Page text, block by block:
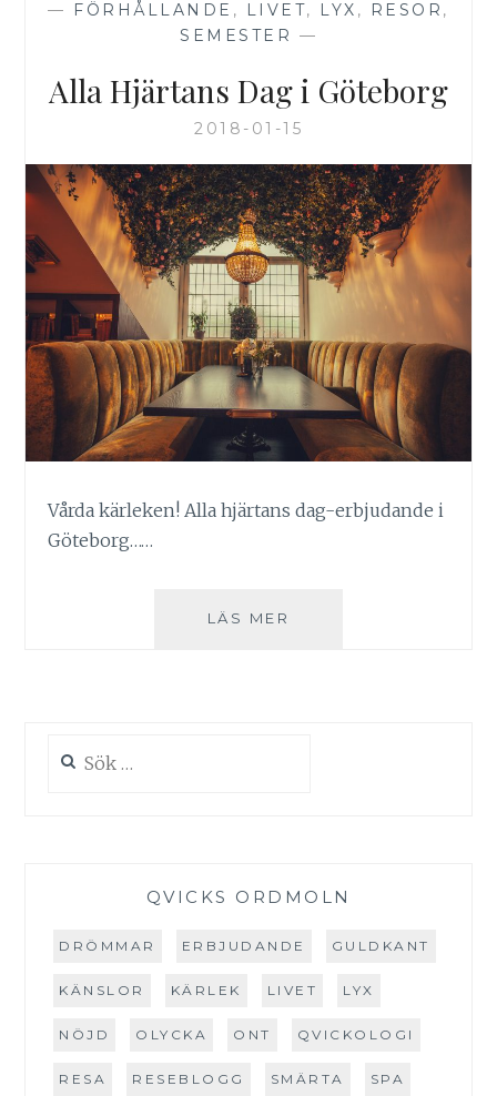
— FÖRHÅLLANDE , LIVET, LYX , RESOR ,
SEMESTER —
Alla Hjärtans Dag i Göteborg
2018-01-15
Vårda kärleken! Alla hjärtans dag-erbjudande i
Göteborg……
LÄS MER
efter:
QVICKS ORDMOLN
DRÖMMAR ERBJUDANDE GULDKANT
KÄNSLOR KÄRLEK LIVET LYX
NÖJD OLYCKA ONT QVICKOLOGI
RESA RESEBLOGG SMÄRTA SPA